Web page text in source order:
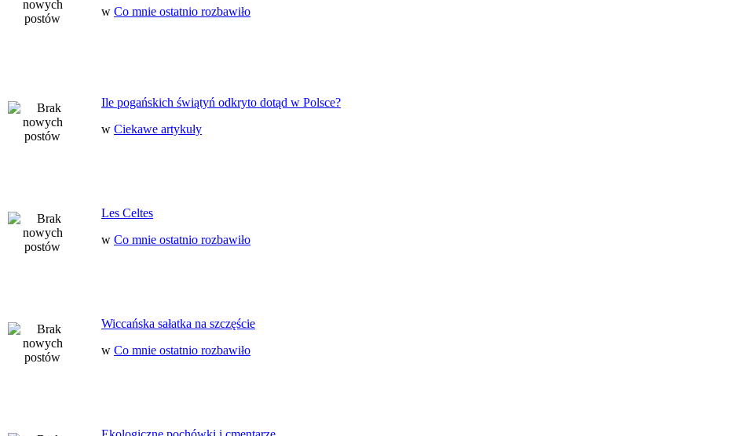
w Co mnie ostatnio rozbawiło
Ile pogańskich świątyń odkryto dotąd w Polsce?
w Ciekawe artykuły
Les Celtes
w Co mnie ostatnio rozbawiło
Wiccańska sałatka na szczęście
w Co mnie ostatnio rozbawiło